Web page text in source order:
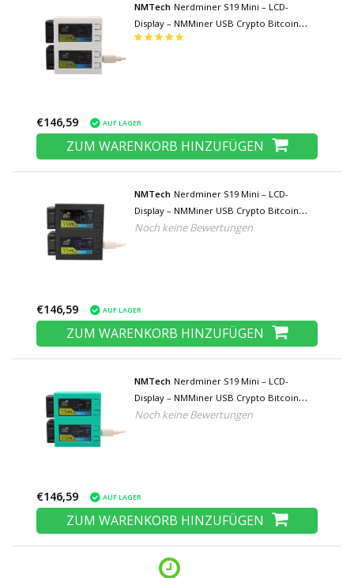
NMTech Nerdminer S19 Mini – LCD-
Display – NMMiner USB Crypto Bitcoin
Solo Miner-Maschine – 156 KH/s – Weiß
€146,59 AUF LAGER
ZUM WARENKORB HINZUFÜGEN
NMTech Nerdminer S19 Mini – LCD-
Display – NMMiner USB Crypto Bitcoin
Solo Miner-Maschine – 156 KH/s – Schwarz
Noch keine Bewertungen
€146,59 AUF LAGER
ZUM WARENKORB HINZUFÜGEN
NMTech Nerdminer S19 Mini – LCD-
Display – NMMiner USB Crypto Bitcoin
Solo Miner-Maschine – 156 KH/s – Hellgrün
Noch keine Bewertungen
€146,59 AUF LAGER
ZUM WARENKORB HINZUFÜGEN